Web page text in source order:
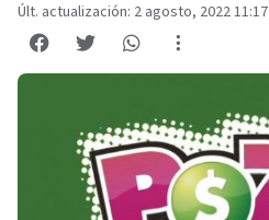
Últ. actualización: 2 agosto, 2022 11:17